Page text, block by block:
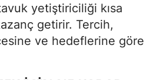
yetiştiriciliği kısa
getirir. Tercih,
ve hedeflerine göre